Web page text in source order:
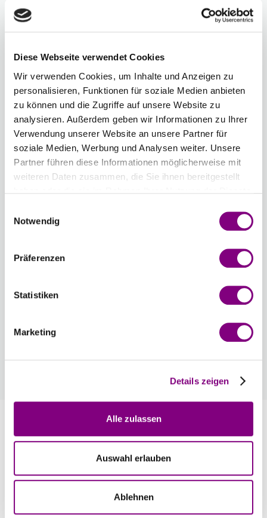
Diese Webseite verwendet Cookies
Wir verwenden Cookies, um Inhalte und Anzeigen zu
personalisieren, Funktionen für soziale Medien anbieten
zu können und die Zugriffe auf unsere Website zu
analysieren. Außerdem geben wir Informationen zu Ihrer
Verwendung unserer Website an unsere Partner für
soziale Medien, Werbung und Analysen weiter. Unsere
Partner führen diese Informationen möglicherweise mit
weiteren Daten zusammen, die Sie ihnen bereitgestellt
Notwendig
Präferenzen
Statistiken
Marketing
Details zeigen
Alle zulassen
Auswahl erlauben
Ablehnen
COLOUR
UNI
COLOUR
COLOUR
MORGENNEBEL
COLOUR
DUNKEL
UNI
COLOUR
25 - PFIRSICHROSA
UNI COLOUR
Chargennummer:
-
Gesamtsumme: Preis ab
Wenn Sie eine bestimmte Chargennummer wünschen,
Kasse mit nur einem Tastendruck! Sind Sie
Empfohlenes Zubehör